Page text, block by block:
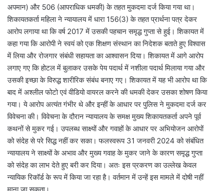
अपमान) और 506 (आपराधिक धमकी) के तहत मुकदमा दर्ज किया गया था।
शिकायतकर्ता महिला ने न्यायालय में धारा 156(3) के तहत प्रार्थना पत्र देकर
आरोप लगाया था कि वर्ष 2017 में उसकी पहचान समृद्ध गुप्ता से हुई। शिकायत में
कहा गया कि आरोपी ने स्वयं को एक शिक्षण संस्थान का निदेशक बताते हुए विश्वास
में लिया और रोजगार संबंधी सहायता का आश्वासन दिया। शिकायत में आगे आरोप
लगाए गए कि होटल में बुलाकर उसके पेय पदार्थ में नशीला पदार्थ मिलाया गया और
उसकी इच्छा के विरुद्ध शारीरिक संबंध बनाए गए। शिकायत में यह भी आरोप था कि
बाद में अश्लील फोटो एवं वीडियो वायरल करने की धमकी देकर उसका शोषण किया
गया। ये आरोप अत्यंत गंभीर थे और इन्हीं के आधार पर पुलिस ने मुकदमा दर्ज कर
विवेचना की। विवेचना के दौरान न्यायालय के समक्ष मुख्य शिकायतकर्ता अपने पूर्व
कथनों से मुकर गई। उपलब्ध साक्ष्यों और गवाहों के आधार पर अभियोजन आरोपों
को संदेह से परे सिद्ध नहीं कर सका। फलस्वरूप 31 जनवरी 2024 को संबंधित
न्यायालय ने साक्ष्यों के अभाव और मुख्य गवाह के मुकर जाने के कारण समृद्ध गुप्ता
को संदेह का लाभ देते हुए बरी कर दिया। अतः इस प्रकरण का उल्लेख केवल
न्यायिक रिकॉर्ड के रूप में किया जा रहा है। वर्तमान में उन्हें इस मामले में दोषी नहीं